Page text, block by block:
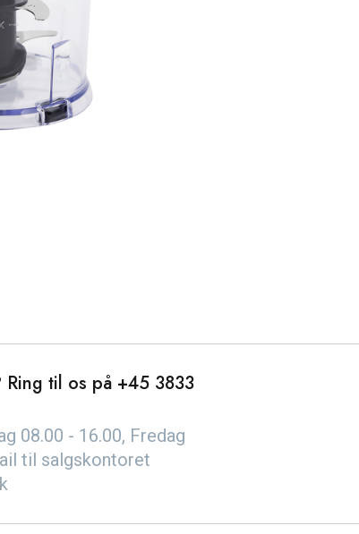
til os på +45 3833
08.00 - 16.00, Fredag
til salgskontoret